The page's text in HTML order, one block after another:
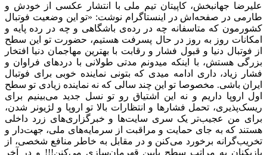
علیرضا جهانبخش، کاپیتان تیم ملی با انتشار عکسی از خودش و
طارمی در صفحه‌اش در اینستاگرام نوشت: «تو این وضعیت فوتبال
کشورمون که متاسفانه چه در رده‌ی باشگاهی و چه در رده پایه و
امکانات روز به روز در حال پسرفت هستیم، حضورت تو این سطح
از فوتبال دنیا و قبول فشار و رقابت با بهترین مهاجمان دنیا افتخار
بزرگی هستش، با اینکه میدونم مدتی طولانی با درد‌های فراوان و
فشار زیاد، داری ادامه میدی که بتونی نماینده خوبی برای فوتبال
ایران باشی. مخصوصا تو این چند سالی که نه نماینده زیادی تو سطح
اول اروپا داریم و نه این اشتیاق رو تو نسل جدید می‌بینیم برای
ریسک‌پذیری، تحمل فشار‌ها و انتظارات بالا تو اروپا و لژیونر شدن،
برای من عجیب‌تر یک سری سایت‌ها و خبرگزاری‌های زرد داخلی
هستند که به جای حمایت و مراقبت از سرمایه‌های ملی، جهت‌دار و
تخریب‌گرانه برخورد می‌کنن و در مقابل به خاطر منافع شخصی، از
بازیکنان به مراتب سطح پایین قهرمان‌سازی می‌کنن!!! و در آخر